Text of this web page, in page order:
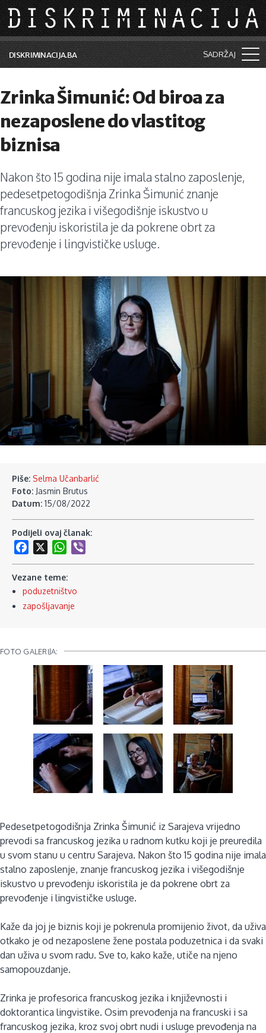
Skip to main content
DISKRIMINACIJA.BA SADRŽAJ
Vijesti i događaji
Aktuelne teme
Kolumne
Lične priče
Saradnja sa medijima
Pretraga
Zrinka Šimunić: Od biroa za
nezaposlene do vlastitog
biznisa
Nakon što 15 godina nije imala stalno zaposlenje,
pedesetpetogodišnja Zrinka Šimunić znanje
francuskog jezika i višegodišnje iskustvo u
prevođenju iskoristila je da pokrene obrt za
prevođenje i lingvističke usluge.
Piše: Selma Učanbarlić
Foto: Jasmin Brutus
Datum: 15/08/2022
Podijeli ovaj članak:
Facebook
WhatsApp
Vezane teme:
poduzetništvo
zapošljavanje
FOTO GALERIJA:
Pedesetpetogodišnja Zrinka Šimunić iz Sarajeva vrijedno
prevodi sa francuskog jezika u radnom kutku koji je preuredila
u svom stanu u centru Sarajeva. Nakon što 15 godina nije imala
stalno zaposlenje, znanje francuskog jezika i višegodišnje
iskustvo u prevođenju iskoristila je da pokrene obrt za
prevođenje i lingvističke usluge.
Kaže da joj je biznis koji je pokrenula promijenio život, da uživa
otkako je od nezaposlene žene postala poduzetnica i da svaki
dan uživa u svom radu. Sve to, kako kaže, utiče na njeno
samopouzdanje.
Zrinka je profesorica francuskog jezika i književnosti i
doktorantica lingvistike. Osim prevođenja na francuski i sa
francuskog jezika, kroz svoj obrt nudi i usluge prevođenja na